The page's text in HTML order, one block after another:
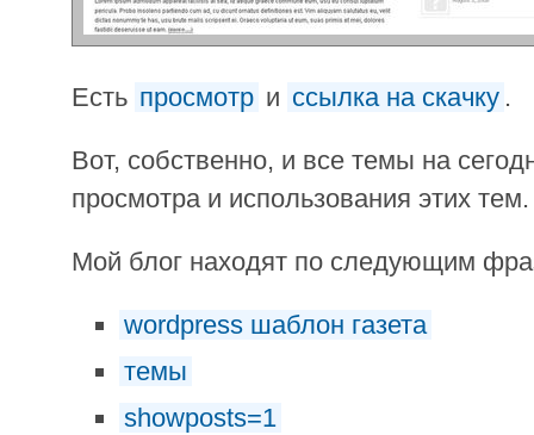
Есть просмотр и ссылка на скачку .
Вот, собственно, и все темы на
просмотра и использования этих тем.
Мой блог находят по следующим
wordpress шаблон газета
темы
showposts=1